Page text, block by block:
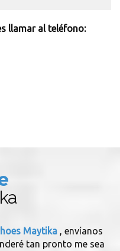
llamar al teléfono:
Maytika , envíanos
tan pronto me sea